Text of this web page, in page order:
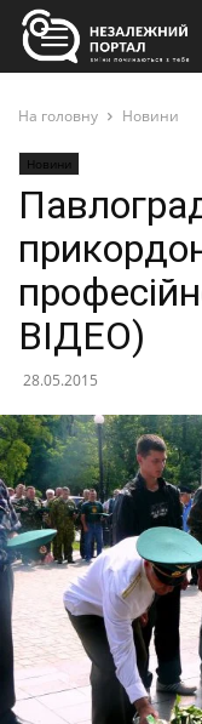
На головну Новини
Новини
ВІДЕО)
28.05.2015